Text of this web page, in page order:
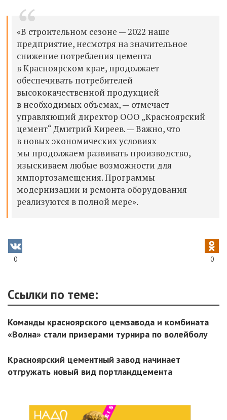
«В строительном сезоне — 2022 наше
предприятие, несмотря на значительное
снижение потребления цемента
в Красноярском крае, продолжает
обеспечивать потребителей
высококачественной продукцией
в необходимых объемах, — отмечает
управляющий директор ООО „Красноярский
цемент“ Дмитрий Киреев. — Важно, что
в новых экономических условиях
мы продолжаем развивать производство,
изыскиваем любые возможности для
импортозамещения. Программы
модернизации и ремонта оборудования
реализуются в полной мере».
0 0
Ссылки по теме:
Команды красноярского цемзавода и комбината
«Волна» стали призерами турнира по волейболу
Красноярский цементный завод начинает
отгружать новый вид портландцемента